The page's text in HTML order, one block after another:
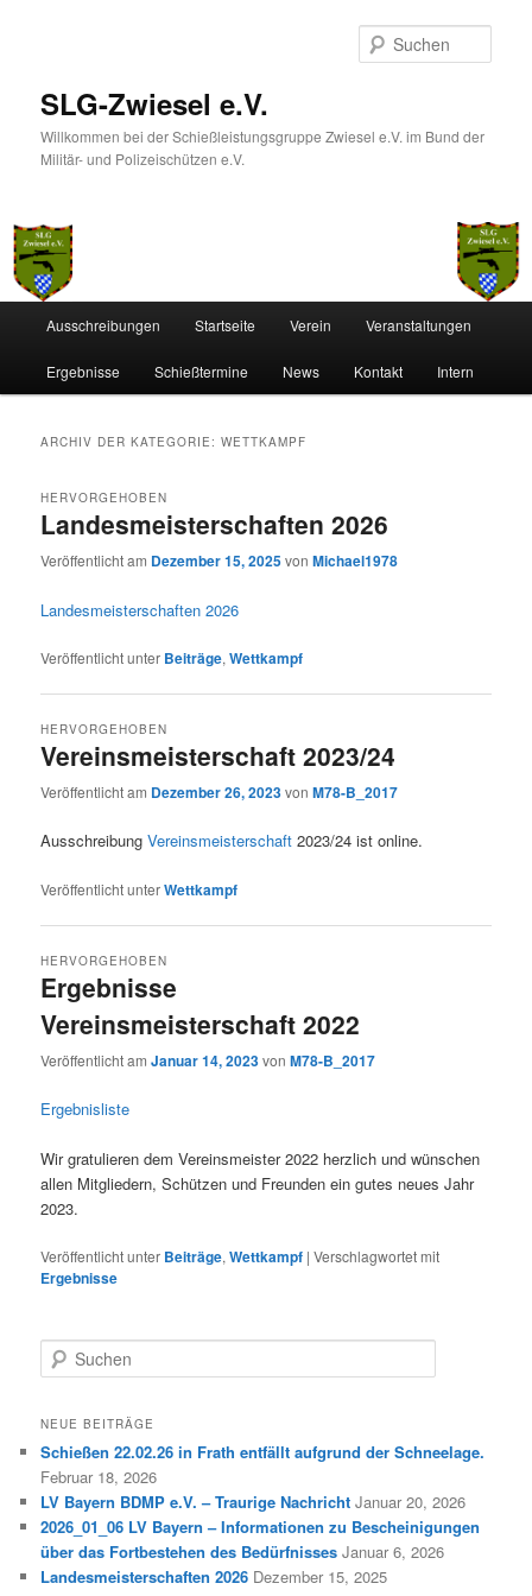
SLG-Zwiesel e.V.
Willkommen bei der Schießleistungsgruppe Zwiesel e.V. im Bund der
Militär- und Polizeischützen e.V.
Zum
Inhalt
Zum
sekundären
Ausschreibungen Startseite Verein Veranstaltungen
Ergebnisse Schießtermine News Kontakt Intern
ARCHIV DER KATEGORIE:WETTKAMPF
Landesmeisterschaften 2026
HERVORGEHOBEN
Veröffentlicht am Dezember 15, 2025vonMichael1978
Landesmeisterschaften 2026
Veröffentlicht unter Beiträge,Wettkampf
Vereinsmeisterschaft 2023/24
HERVORGEHOBEN
Veröffentlicht am Dezember 26, 2023vonM78-B_2017
AusschreibungVereinsmeisterschaft 2023/24 ist online.
Veröffentlicht unterWettkampf
Ergebnisse
Vereinsmeisterschaft 2022
HERVORGEHOBEN
Veröffentlicht amJanuar 14, 2023vonM78-B_2017
Ergebnisliste
Wir gratulieren dem Vereinsmeister 2022 herzlich und wünschen
allen Mitgliedern, Schützen und Freunden ein gutes neues Jahr
2023.
Veröffentlicht unter Beiträge,Wettkampf |Verschlagwortet mit
Ergebnisse
u
h
n
NEUE BEITRÄGE
Schießen 22.02.26 in Frath entfällt aufgrund der Schneelage.
Februar 18, 2026
LV Bayern BDMP e.V. – Traurige Nachricht Januar 20, 2026
2026_01_06 LV Bayern – Informationen zu Bescheinigungen
über das Fortbestehen des Bedürfnisses Januar 6, 2026
Landesmeisterschaften 2026 Dezember 15, 2025